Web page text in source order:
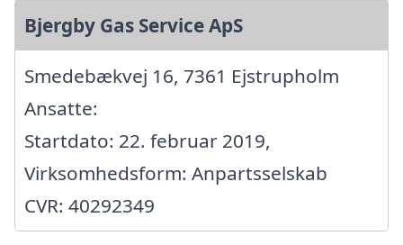
Bjergby Gas Service ApS
Smedebækvej 16, 7361 Ejstrupholm
Ansatte:
Startdato: 22. februar 2019,
Virksomhedsform: Anpartsselskab
CVR: 40292349